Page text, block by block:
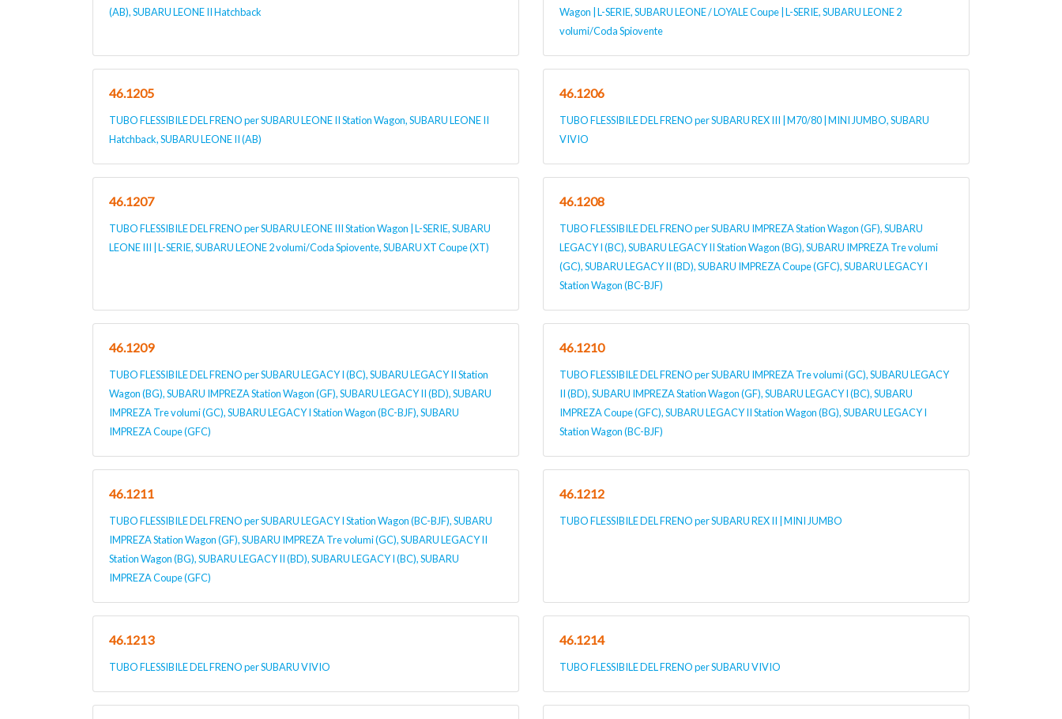
(AB), SUBARU LEONE II Hatchback
Wagon | L-SERIE, SUBARU LEONE / LOYALE Coupe | L-SERIE, SUBARU LEONE 2
volumi/Coda Spiovente
46.1205
TUBO FLESSIBILE DEL FRENO per SUBARU LEONE II Station Wagon, SUBARU LEONE II
Hatchback, SUBARU LEONE II (AB)
46.1206
TUBO FLESSIBILE DEL FRENO per SUBARU REX III | M70/80 | MINI JUMBO, SUBARU
VIVIO
46.1207
TUBO FLESSIBILE DEL FRENO per SUBARU LEONE III Station Wagon | L-SERIE, SUBARU
LEONE III | L-SERIE, SUBARU LEONE 2 volumi/Coda Spiovente, SUBARU XT Coupe (XT)
46.1208
TUBO FLESSIBILE DEL FRENO per SUBARU IMPREZA Station Wagon (GF), SUBARU
LEGACY I (BC), SUBARU LEGACY II Station Wagon (BG), SUBARU IMPREZA Tre volumi
(GC), SUBARU LEGACY II (BD), SUBARU IMPREZA Coupe (GFC), SUBARU LEGACY I
Station Wagon (BC-BJF)
46.1209
TUBO FLESSIBILE DEL FRENO per SUBARU LEGACY I (BC), SUBARU LEGACY II Station
Wagon (BG), SUBARU IMPREZA Station Wagon (GF), SUBARU LEGACY II (BD), SUBARU
IMPREZA Tre volumi (GC), SUBARU LEGACY I Station Wagon (BC-BJF), SUBARU
IMPREZA Coupe (GFC)
46.1210
TUBO FLESSIBILE DEL FRENO per SUBARU IMPREZA Tre volumi (GC), SUBARU LEGACY
II (BD), SUBARU IMPREZA Station Wagon (GF), SUBARU LEGACY I (BC), SUBARU
IMPREZA Coupe (GFC), SUBARU LEGACY II Station Wagon (BG), SUBARU LEGACY I
Station Wagon (BC-BJF)
46.1211
TUBO FLESSIBILE DEL FRENO per SUBARU LEGACY I Station Wagon (BC-BJF), SUBARU
IMPREZA Station Wagon (GF), SUBARU IMPREZA Tre volumi (GC), SUBARU LEGACY II
Station Wagon (BG), SUBARU LEGACY II (BD), SUBARU LEGACY I (BC), SUBARU
IMPREZA Coupe (GFC)
46.1212
TUBO FLESSIBILE DEL FRENO per SUBARU REX II | MINI JUMBO
46.1213
TUBO FLESSIBILE DEL FRENO per SUBARU VIVIO
46.1214
TUBO FLESSIBILE DEL FRENO per SUBARU VIVIO